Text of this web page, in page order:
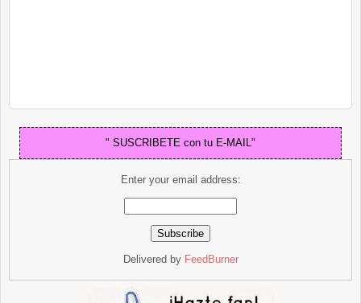
" SUSCRIBETE con tu E-MAIL"
Enter your email address:
Delivered by FeedBurner